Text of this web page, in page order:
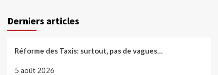
Derniers articles
Réforme des Taxis: surtout, pas de vagues…
5 août 2026